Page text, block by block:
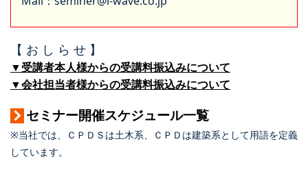
【 お し ら せ 】
▼受講者本人様からの受講料振込みについて
▼会社担当者様からの受講料振込みについて
セミナー開催スケジュール一覧
※当社では、ＣＰＤＳは土木系、ＣＰＤは建築系として用語を定義
しています。